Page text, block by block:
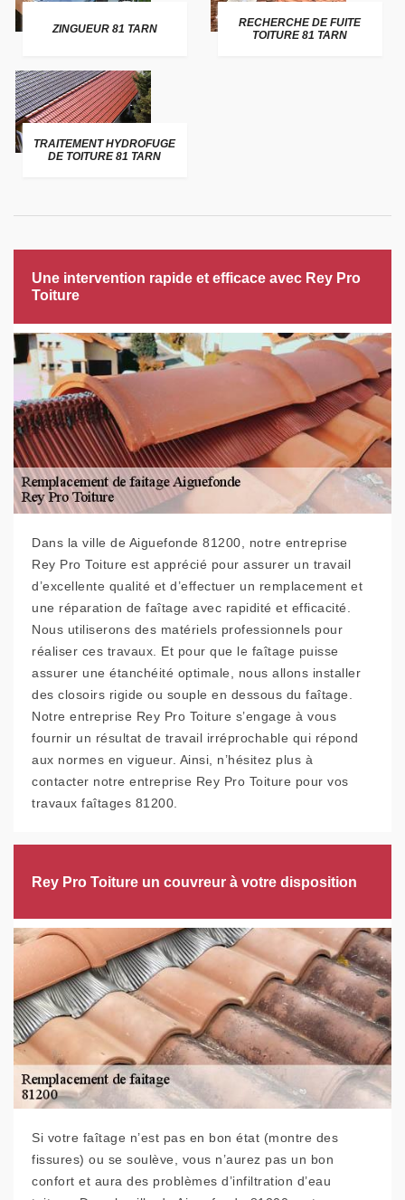
ZINGUEUR 81 TARN
RECHERCHE DE FUITE
TOITURE 81 TARN
TRAITEMENT HYDROFUGE
DE TOITURE 81 TARN
Une intervention rapide et efficace avec Rey Pro
Toiture
Dans la ville de Aiguefonde 81200, notre entreprise
Rey Pro Toiture est apprécié pour assurer un travail
d’excellente qualité et d’effectuer un remplacement et
une réparation de faîtage avec rapidité et efficacité.
Nous utiliserons des matériels professionnels pour
réaliser ces travaux. Et pour que le faîtage puisse
assurer une étanchéité optimale, nous allons installer
des closoirs rigide ou souple en dessous du faîtage.
Notre entreprise Rey Pro Toiture s’engage à vous
fournir un résultat de travail irréprochable qui répond
aux normes en vigueur. Ainsi, n’hésitez plus à
contacter notre entreprise Rey Pro Toiture pour vos
travaux faîtages 81200.
Rey Pro Toiture un couvreur à votre disposition
Si votre faîtage n’est pas en bon état (montre des
fissures) ou se soulève, vous n’aurez pas un bon
confort et aura des problèmes d’infiltration d’eau